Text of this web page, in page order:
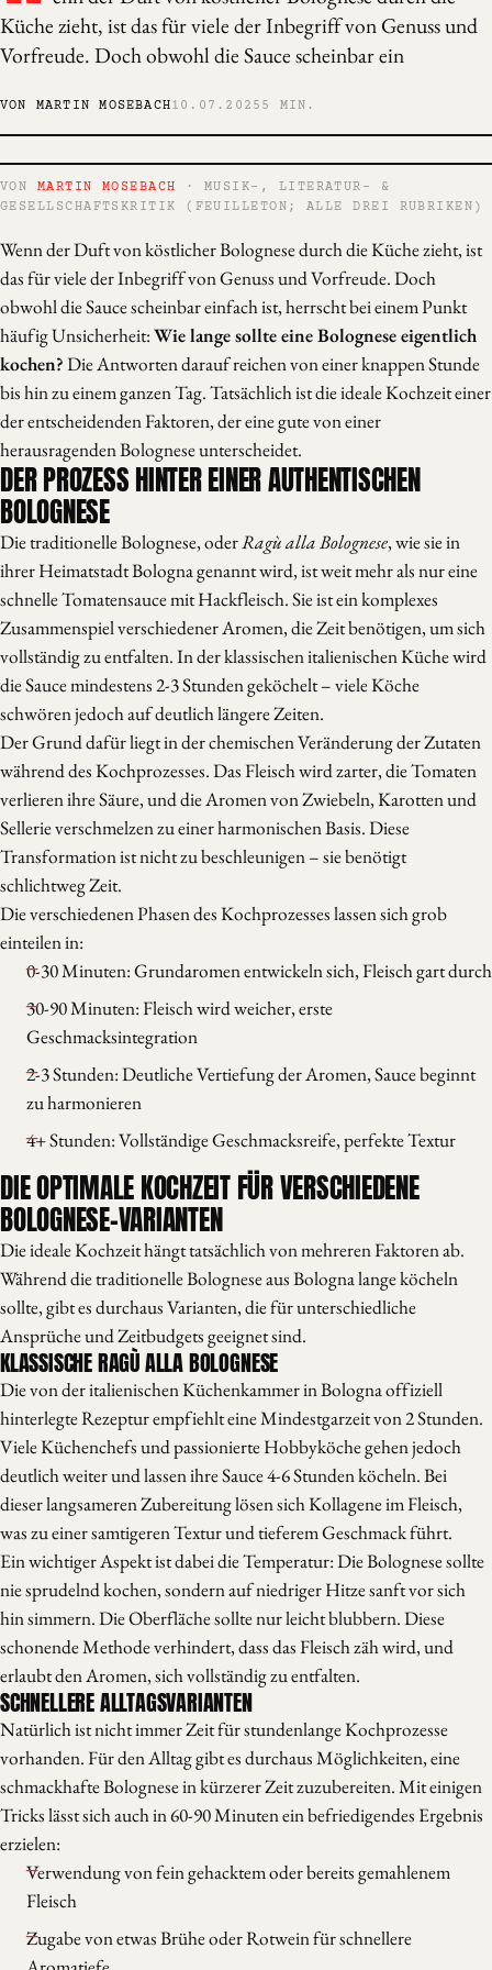
Küche zieht, ist das für viele der Inbegriff von Genuss und
Vorfreude. Doch obwohl die Sauce scheinbar ein
VON MARTIN MOSEBACH10.07.2025 5 MIN.
VON MARTIN MOSEBACH
· MUSIK-, LITERATUR- &
GESELLSCHAFTSKRITIK (FEUILLETON; ALLE DREI RUBRIKEN)
Wenn der Duft von köstlicher Bolognese durch die Küche zieht, ist
das für viele der Inbegriff von Genuss und Vorfreude. Doch
obwohl die Sauce scheinbar einfach ist, herrscht bei einem Punkt
häufig Unsicherheit:Wie lange sollte eine Bolognese eigentlich
kochen?Die Antworten darauf reichen von einer knappen Stunde
bis hin zu einem ganzen Tag. Tatsächlich ist die ideale Kochzeit einer
der entscheidenden Faktoren, der eine gute von einer
herausragenden Bolognese unterscheidet.
DER PROZESS HINTER EINER AUTHENTISCHEN
BOLOGNESE
Die traditionelle Bolognese, oderRagù alla Bolognese, wie sie in
ihrer Heimatstadt Bologna genannt wird, ist weit mehr als nur eine
schnelle Tomatensauce mit Hackfleisch. Sie ist ein komplexes
Zusammenspiel verschiedener Aromen, die Zeit benötigen, um sich
vollständig zu entfalten. In der klassischen italienischen Küche wird
die Sauce mindestens 2-3 Stunden geköchelt – viele Köche
schwören jedoch auf deutlich längere Zeiten.
Der Grund dafür liegt in der chemischen Veränderung der Zutaten
während des Kochprozesses. Das Fleisch wird zarter, die Tomaten
verlieren ihre Säure, und die Aromen von Zwiebeln, Karotten und
Sellerie verschmelzen zu einer harmonischen Basis. Diese
Transformation ist nicht zu beschleunigen – sie benötigt
schlichtweg Zeit.
Die verschiedenen Phasen des Kochprozesses lassen sich grob
einteilen in:
0-30 Minuten: Grundaromen entwickeln sich, Fleisch gart durch
30-90 Minuten: Fleisch wird weicher, erste
Geschmacksintegration
2-3 Stunden: Deutliche Vertiefung der Aromen, Sauce beginnt
zu harmonieren
4+ Stunden: Vollständige Geschmacksreife, perfekte Textur
DIE OPTIMALE KOCHZEIT FÜR VERSCHIEDENE
BOLOGNESE-VARIANTEN
Die ideale Kochzeit hängt tatsächlich von mehreren Faktoren ab.
Während die traditionelle Bolognese aus Bologna lange köcheln
sollte, gibt es durchaus Varianten, die für unterschiedliche
Ansprüche und Zeitbudgets geeignet sind.
KLASSISCHE RAGÙ ALLA BOLOGNESE
Die von der italienischen Küchenkammer in Bologna offiziell
hinterlegte Rezeptur empfiehlt eine Mindestgarzeit von 2 Stunden.
Viele Küchenchefs und passionierte Hobbyköche gehen jedoch
deutlich weiter und lassen ihre Sauce 4-6 Stunden köcheln. Bei
dieser langsameren Zubereitung lösen sich Kollagene im Fleisch,
was zu einer samtigeren Textur und tieferem Geschmack führt.
Ein wichtiger Aspekt ist dabei die Temperatur: Die Bolognese sollte
nie sprudelnd kochen, sondern auf niedriger Hitze sanft vor sich
hin simmern. Die Oberfläche sollte nur leicht blubbern. Diese
schonende Methode verhindert, dass das Fleisch zäh wird, und
erlaubt den Aromen, sich vollständig zu entfalten.
SCHNELLERE ALLTAGSVARIANTEN
Natürlich ist nicht immer Zeit für stundenlange Kochprozesse
vorhanden. Für den Alltag gibt es durchaus Möglichkeiten, eine
schmackhafte Bolognese in kürzerer Zeit zuzubereiten. Mit einigen
Tricks lässt sich auch in 60-90 Minuten ein befriedigendes Ergebnis
erzielen:
Verwendung von fein gehacktem oder bereits gemahlenem
Fleisch
Zugabe von etwas Brühe oder Rotwein für schnellere